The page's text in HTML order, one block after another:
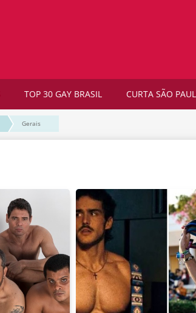
TOP 30 GAY BRASIL CURTA SÃO
Gerais